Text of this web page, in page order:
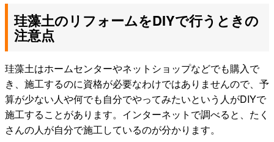
珪藻土のリフォームをDIYで行うときの
注意点
珪藻土はホームセンターやネットショップなどでも購入で
き、施工するのに資格が必要なわけではありませんので、予
算が少ない人や何でも自分でやってみたいという人がDIYで
施工することがあります。インターネットで調べると、たく
さんの人が自分で施工しているのが分かります。